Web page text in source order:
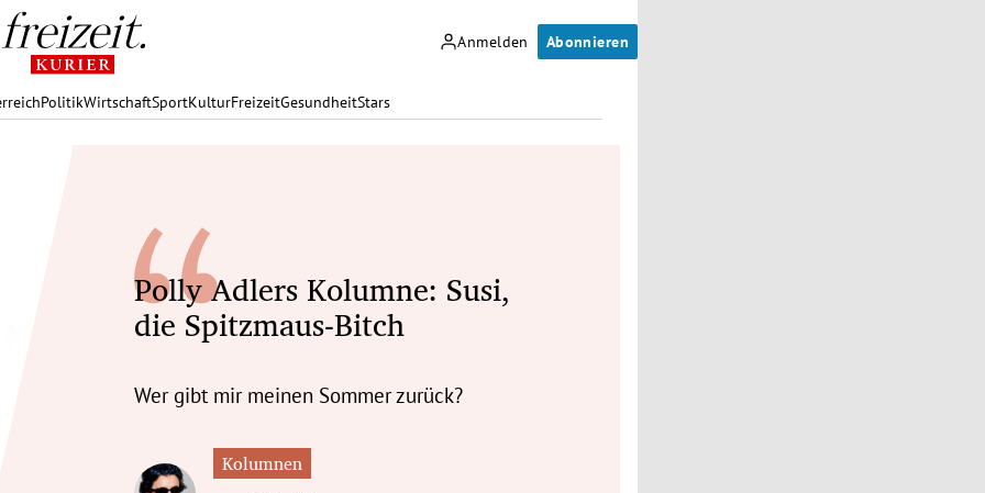
Anmelden Abonnieren
PolitikWirtschaftSportKulturFreizeitGesundheitStars
Polly Adlers Kolumne: Susi,
die Spitzmaus-Bitch
Wer gibt mir meinen Sommer zurück?
Kolumnen